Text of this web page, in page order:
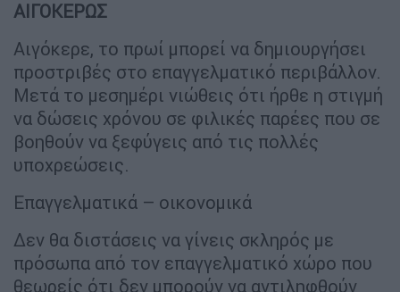
ΑΙΓΟΚΕΡΩΣ
Αιγόκερε, το πρωί μπορεί να δημιουργήσει
προστριβές στο επαγγελματικό περιβάλλον.
Μετά το μεσημέρι νιώθεις ότι ήρθε η στιγμή
να δώσεις χρόνου σε φιλικές παρέες που σε
βοηθούν να ξεφύγεις από τις πολλές
υποχρεώσεις.
Επαγγελματικά – οικονομικά
Δεν θα διστάσεις να γίνεις σκληρός με
πρόσωπα από τον επαγγελματικό χώρο που
θεωρείς ότι δεν μπορούν να αντιληφθούν